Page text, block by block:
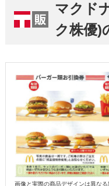
マクド
ク株優)
画像と実際の商品デザインは異なる